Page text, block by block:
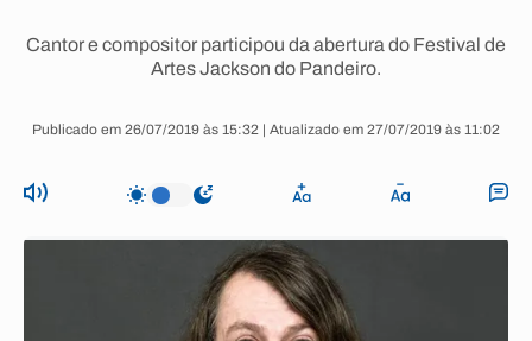
Cantor e compositor participou da abertura do Festival de
Artes Jackson do Pandeiro.
Publicado em 26/07/2019 às 15:32 | Atualizado em 27/07/2019 às 11:02